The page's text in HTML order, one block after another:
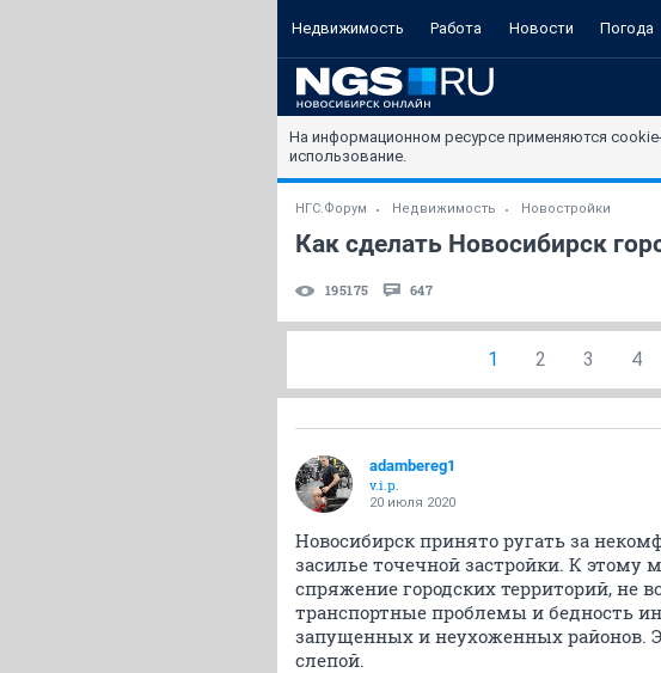
Недвижимость Работа Новости Погода
На информационном ресурсе применяются
использование.
НГС.Форум Недвижимость Новостройки
Как сделать Новосибирск
195175 647
1 2 3 4
adambereg1
v.i.p.
20 июля 2020
Новосибирск принято ругать за
засилье точечной застройки. К этому
спряжение городских территорий, не
транспортные проблемы и бедность
запущенных и неухоженных районов.
слепой.